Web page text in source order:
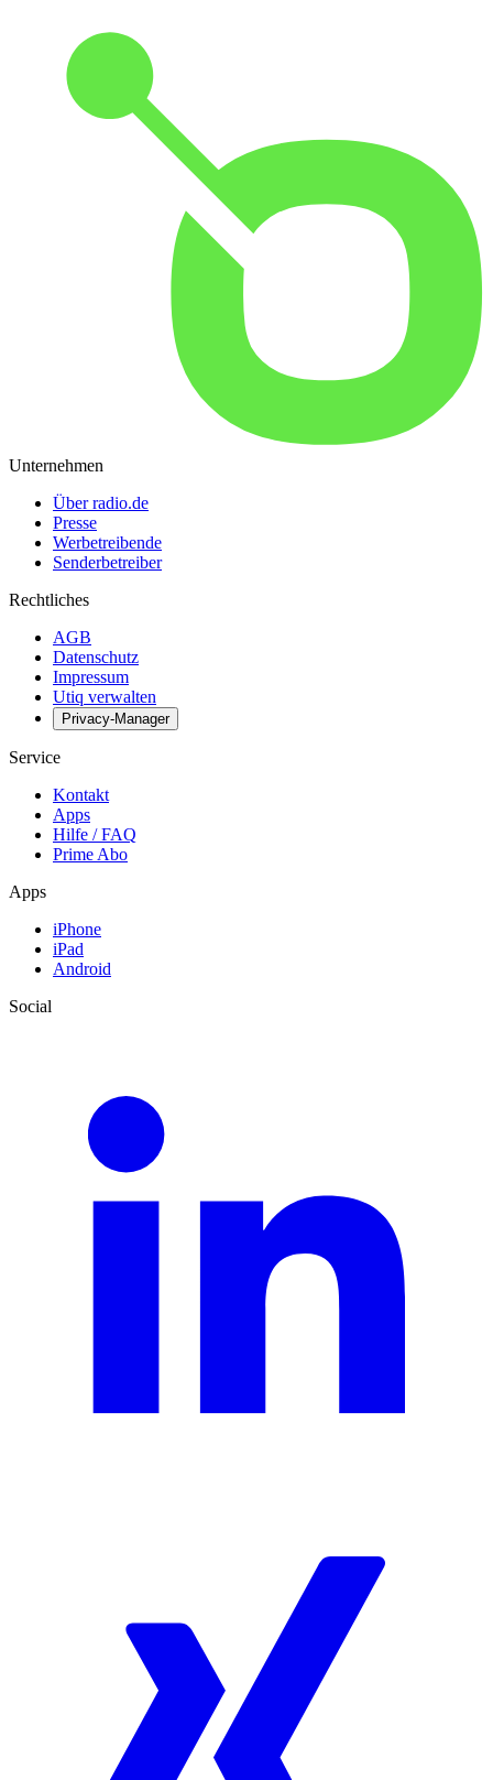
Unternehmen
Über radio.de
Presse
Werbetreibende
Senderbetreiber
Rechtliches
AGB
Datenschutz
Impressum
Utiq verwalten
Privacy-Manager
Service
Kontakt
Apps
Hilfe / FAQ
Prime Abo
Apps
iPhone
iPad
Android
Social